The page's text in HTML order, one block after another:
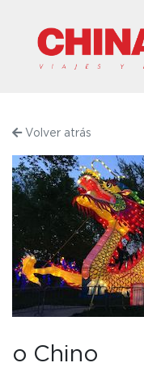
Volver atrás
o Chino